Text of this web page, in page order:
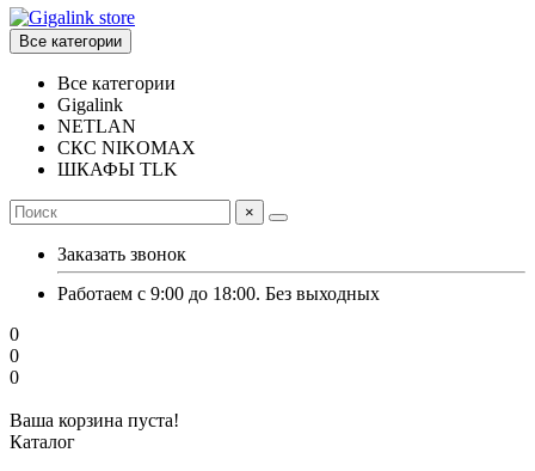
Все категории
Все категории
Gigalink
NETLAN
СКС NIKOMAX
ШКАФЫ TLK
×
Заказать звонок
Работаем с 9:00 до 18:00. Без выходных
0
0
0
Ваша корзина пуста!
Каталог